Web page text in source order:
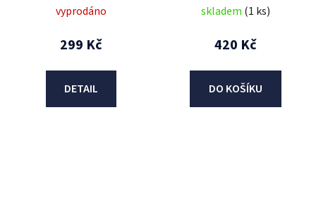
vyprodáno
299 Kč
DETAIL
skladem (1 ks)
420 Kč
DO KOŠÍKU